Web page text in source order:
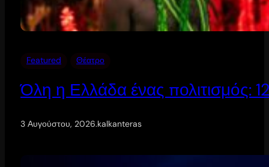
Featured Θέατρο
Όλη η Ελλάδα ένας πολιτισμός:
3 Αυγούστου, 2026.kalkanteras